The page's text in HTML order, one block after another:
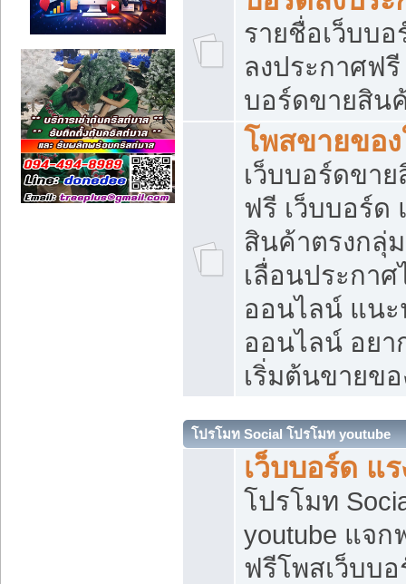
รายชื่อเว็บบ
ลงประกาศฟรี
บอร์ดขายสิน
โพสขายขอ
เว็บบอร์ดขา
ฟรี เว็บบอร์ด
สินค้าตรงกลุ่
เลื่อนประกา
ออนไลน์ แนะ
ออนไลน์ อย
เริ่มต้นขายข
โปรโมท Social โปรโมท youtube
เว็บบอร์ด แร
โปรโมท
youtube แจก
ฟรีโพสเว็บบอ